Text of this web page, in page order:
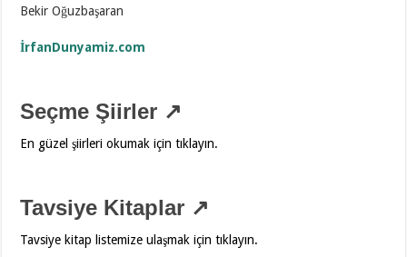
Bekir Oğuzbaşaran
İrfanDunyamiz.com
Seçme Şiirler ↗
En güzel şiirleri okumak için tıklayın.
Tavsiye Kitaplar ↗
Tavsiye kitap listemize ulaşmak için tıklayın.